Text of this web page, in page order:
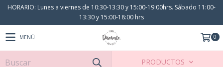
HORARIO: Lunes a viernes de 10:30-13:30 y 15:00-19:00hrs. Sábado 11:00-
13:30 y 15:00-18:00 hrs
MENÚ 0
PRODUCTOS